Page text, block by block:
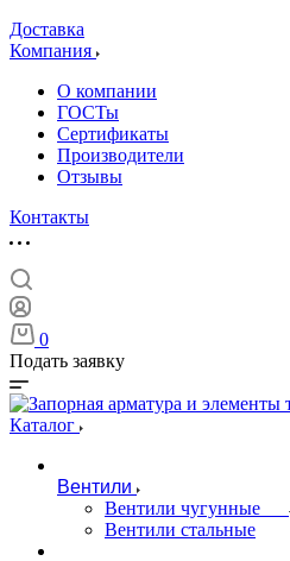
Доставка
Компания
О компании
ГОСТы
Сертификаты
Производители
Отзывы
Контакты
0
Подать заявку
Каталог
Вентили
Вентили чугунные
Вентили стальные